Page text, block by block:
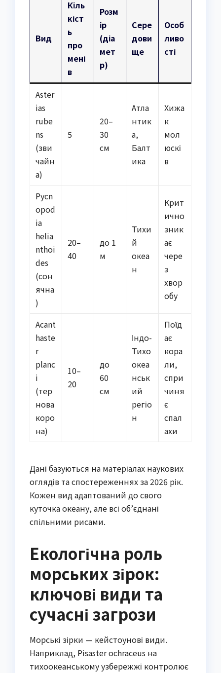
Вид
Кіль
кіст
ь
про
мені
в
Розм
ір
(діа
мет
р)
Сере
дови
ще
Особ
ливо
сті
Aster
ias
rube
ns
(зви
чайн
а)
5
20–
30
см
Атла
нтик
а,
Балт
ика
Хижа
к
мол
юскі
в
Pycn
opod
ia
helia
nthoi
des
(сон
ячна
)
20–
40
до 1
м
Тихи
й
океа
н
Крит
ично
зник
ає
чере
з
хвор
обу
Acant
haste
r
planc
i
(тер
нова
коро
на)
10–
20
до
60
см
Індо-
Тихо
океа
нськ
ий
регіо
н
Поїд
ає
кора
ли,
спри
чиня
є
спал
ахи
Дані базуються на матеріалах наукових
оглядів та спостереженнях за 2026 рік.
Кожен вид адаптований до свого
куточка океану, але всі об’єднані
спільними рисами.
Екологічна роль
морських зірок:
ключові види та
сучасні загрози
Морські зірки — кейстоунові види.
Наприклад, Pisaster ochraceus на
тихоокеанському узбережжі контролює